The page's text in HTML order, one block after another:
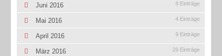
Juni 2016 8 Einträge
Mai 2016 4 Einträge
April 2016 9 Einträge
März 2016 26 Einträge